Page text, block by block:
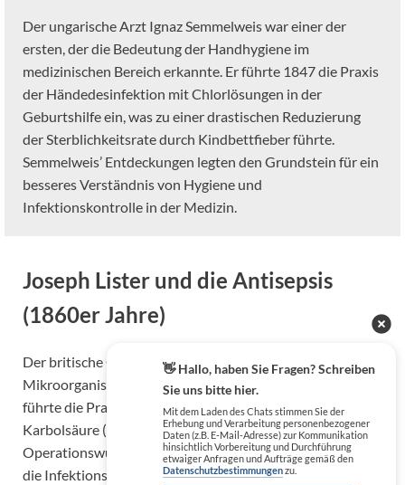
Der ungarische Arzt Ignaz Semmelweis war einer der
ersten, der die Bedeutung der Handhygiene im
medizinischen Bereich erkannte. Er führte 1847 die Praxis
der Händedesinfektion mit Chlorlösungen in der
Geburtshilfe ein, was zu einer drastischen Reduzierung
der Sterblichkeitsrate durch Kindbettfieber führte.
Semmelweis’ Entdeckungen legten den Grundstein für ein
besseres Verständnis von Hygiene und
Infektionskontrolle in der Medizin.
Joseph Lister und die Antisepsis
(1860er Jahre)
Der britische Chirurg Joseph Lister erkannte die Rolle von
Mikroorganismen bei der Entstehung von Infektionen und
führte die Praxis der Antisepsis ein. Lister begann,
Karbolsäure (Phenol) zur Desinfektion von
Operationswunden und Instrumenten zu verwenden, was
die Infektionsraten nach Operationen erheblich
👋 Hallo, haben Sie Fragen? Schreiben
Sie uns bitte hier.
Mit dem Laden des Chats stimmen Sie der
Erhebung und Verarbeitung personenbezogener
Daten (z.B. E-Mail-Adresse) zur Kommunikation
hinsichtlich Vorbereitung und Durchführung
etwaiger Anfragen und Aufträge gemäß den
Datenschutzbestimmungenzu.